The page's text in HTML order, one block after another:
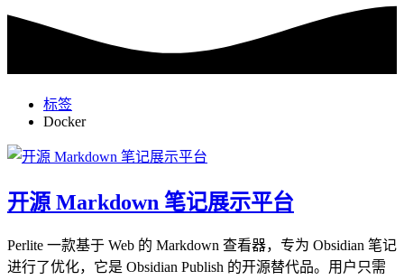
标签
Docker
开源 Markdown 笔记展示平台
Perlite 一款基于 Web 的 Markdown 查看器，专为 Obsidian 笔记
进行了优化，它是 Obsidian Publish 的开源替代品。用户只需